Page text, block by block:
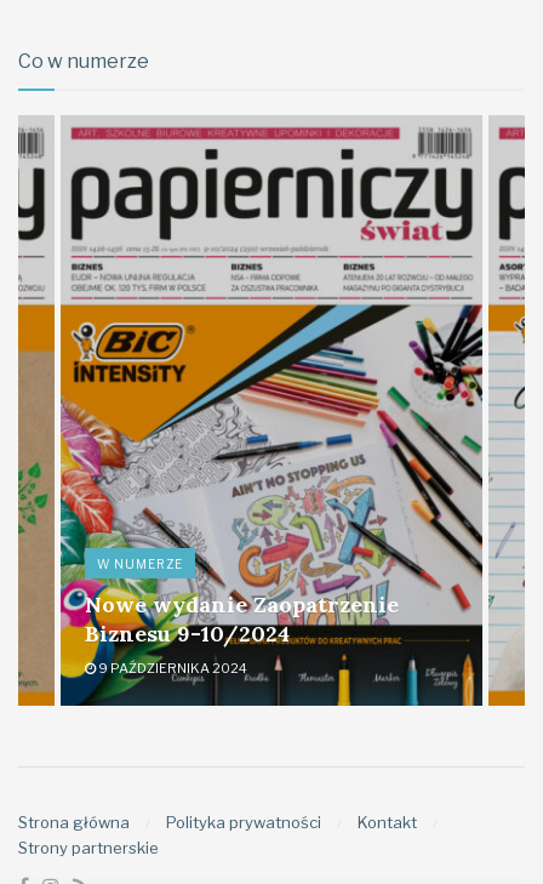
Co w numerze
W NUMERZE
Nowe wydanie Zaopatrzenie
Biznesu 9-10/2024
9 PAŹDZIERNIKA 2024
Strona główna Polityka prywatności
Kontakt
Strony partnerskie